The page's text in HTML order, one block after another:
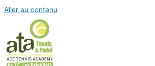
Aller au contenu